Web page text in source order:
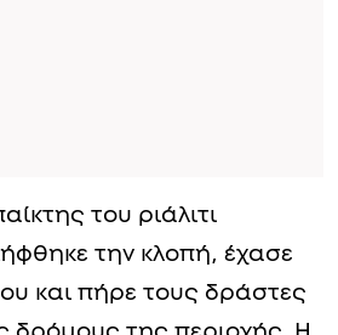
του ριάλιτι
την κλοπή, έχασε
και πήρε τους δράστες